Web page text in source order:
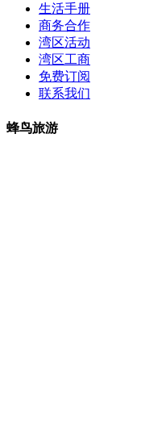
生活手册
商务合作
湾区活动
湾区工商
免费订阅
联系我们
蜂鸟旅游